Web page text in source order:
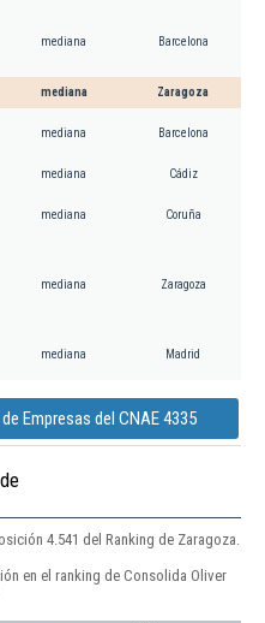
mediana Barcelona
mediana Zaragoza
mediana Barcelona
mediana Cádiz
mediana Coruña
mediana Zaragoza
mediana Madrid
Empresas del CNAE 4335
4.541 del Ranking de Zaragoza.
en el ranking de Consolida Oliver